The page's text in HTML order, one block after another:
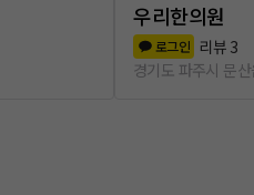
우리한의원
로그인 리뷰 3
경기도 파주시 문